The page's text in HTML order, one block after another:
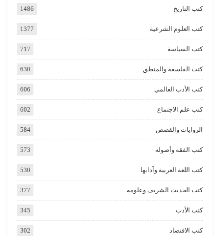
كتب التاريخ 1486
كتب العلوم الشرعية 1377
كتب السياسة 717
كتب الفلسفة والمنطق 630
كتب الأدب العالمي 606
كتب علم الاجتماع 602
الروايات والقصص 584
كتب الفقه وأصوله 573
كتب اللغة العربية وآدابها 530
كتب الحديث الشريف وعلومه 377
كتب الأدب 345
كتب الاقتصاد 302